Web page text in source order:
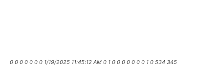
0 0 0 0 0 0 0 1/19/2025 11:45:12 AM 0 1 0 0 0 0 0 0 0 1 0 534 345